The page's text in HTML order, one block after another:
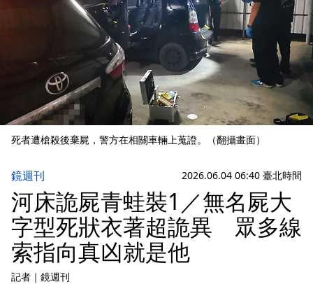
死者遭槍殺後棄屍，警方在相關車輛上蒐證。（翻攝畫面）
鏡週刊 2026.06.04 06:40 臺北時間
河床詭屍青蛙裝1／無名屍大
字型死狀衣著超詭異 眾多線
索指向真凶就是他
記者 ｜ 鏡週刊